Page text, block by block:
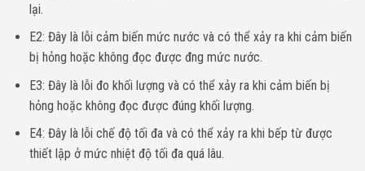
lại.
E2: Đây là lỗi cảm biến mức nước và có thể xảy ra khi cảm biến
bị hỏng hoặc không đọc được đng mức nước.
E3: Đây là lỗi đo khối lượng và có thể xảy ra khi cảm biến bị
hỏng hoặc không đọc được đúng khối lượng.
E4: Đây là lỗi chế độ tối đa và có thể xảy ra khi bếp từ được
thiết lập ở mức nhiệt độ tối đa quá lâu.